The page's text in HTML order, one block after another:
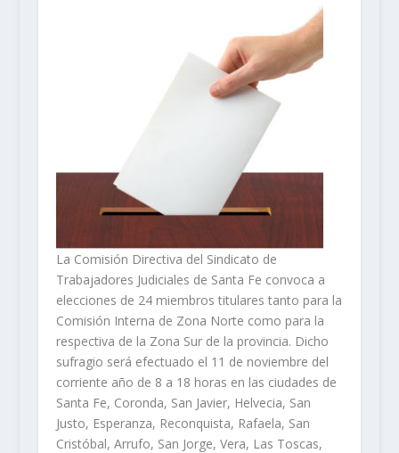
La Comisión Directiva del Sindicato de
Trabajadores Judiciales de Santa Fe convoca a
elecciones de 24 miembros titulares tanto para la
Comisión Interna de Zona Norte como para la
respectiva de la Zona Sur de la provincia. Dicho
sufragio será efectuado el 11 de noviembre del
corriente año de 8 a 18 horas en las ciudades de
Santa Fe, Coronda, San Javier, Helvecia, San
Justo, Esperanza, Reconquista, Rafaela, San
Cristóbal, Arrufo, San Jorge, Vera, Las Toscas,